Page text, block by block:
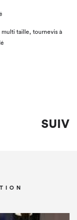
multi taille, tournevis à
SUIV